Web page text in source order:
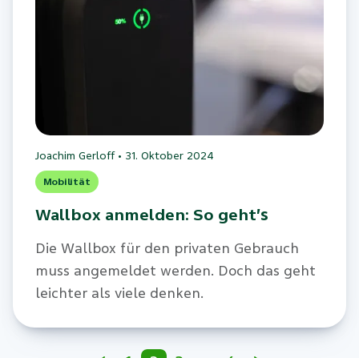
Joachim Gerloff• 31. Oktober 2024
Mobilität
Wallbox anmelden: So geht’s
Die Wallbox für den privaten Gebrauch
muss angemeldet werden. Doch das geht
leichter als viele denken.